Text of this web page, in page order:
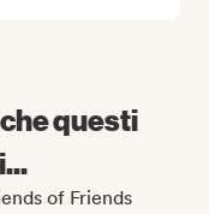
questi
of Friends